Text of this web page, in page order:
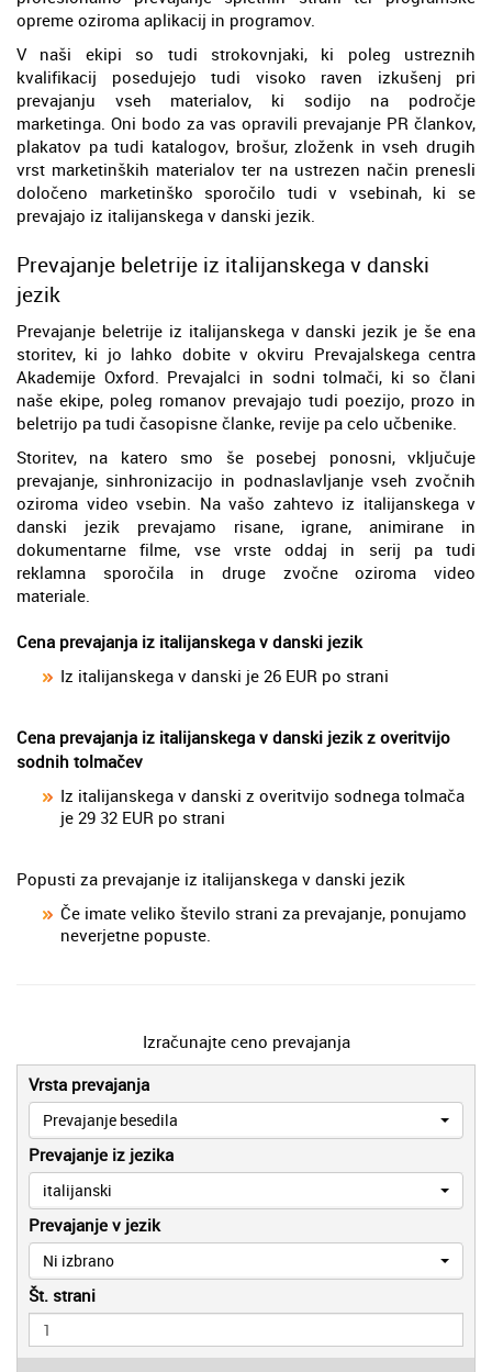
opreme oziroma aplikacij in programov.
V naši ekipi so tudi strokovnjaki, ki poleg ustreznih
kvalifikacij posedujejo tudi visoko raven izkušenj pri
prevajanju vseh materialov, ki sodijo na področje
marketinga. Oni bodo za vas opravili prevajanje PR člankov,
plakatov pa tudi katalogov, brošur, zloženk in vseh drugih
vrst marketinških materialov ter na ustrezen način prenesli
določeno marketinško sporočilo tudi v vsebinah, ki se
prevajajo iz italijanskega v danski jezik.
Prevajanje beletrije iz italijanskega v danski
jezik
Prevajanje beletrije iz italijanskega v danski jezik je še ena
storitev, ki jo lahko dobite v okviru Prevajalskega centra
Akademije Oxford. Prevajalci in sodni tolmači, ki so člani
naše ekipe, poleg romanov prevajajo tudi poezijo, prozo in
beletrijo pa tudi časopisne članke, revije pa celo učbenike.
Storitev, na katero smo še posebej ponosni, vključuje
prevajanje, sinhronizacijo in podnaslavljanje vseh zvočnih
oziroma video vsebin. Na vašo zahtevo iz italijanskega v
danski jezik prevajamo risane, igrane, animirane in
dokumentarne filme, vse vrste oddaj in serij pa tudi
reklamna sporočila in druge zvočne oziroma video
materiale.
Cena prevajanja iz italijanskega v danski jezik
Iz italijanskega v danski je 26 EUR po strani
Cena prevajanja iz italijanskega v danski jezik z overitvijo
sodnih tolmačev
Iz italijanskega v danski z overitvijo sodnega tolmača
je 29 32 EUR po strani
Popusti za prevajanje iz italijanskega v danski jezik
Če imate veliko število strani za prevajanje, ponujamo
neverjetne popuste.
Izračunajte ceno prevajanja
Vrsta prevajanja
Prevajanje besedila
Prevajanje iz jezika
italijanski
Prevajanje v jezik
Ni izbrano
Št. strani